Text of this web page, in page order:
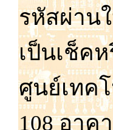
รหัสผ่าน
เป็นเช็คห
ศูนย์เทค
108 อาค